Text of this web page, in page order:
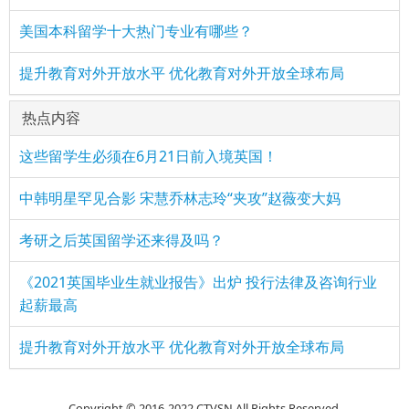
美国本科留学十大热门专业有哪些？
提升教育对外开放水平 优化教育对外开放全球布局
热点内容
这些留学生必须在6月21日前入境英国！
中韩明星罕见合影 宋慧乔林志玲“夹攻”赵薇变大妈
考研之后英国留学还来得及吗？
《2021英国毕业生就业报告》出炉 投行法律及咨询行业
起薪最高
提升教育对外开放水平 优化教育对外开放全球布局